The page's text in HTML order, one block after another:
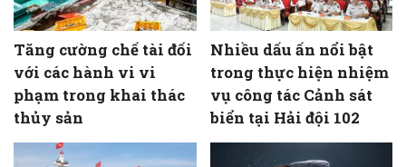
Tăng cường chế tài đối
với các hành vi vi
phạm trong khai thác
thủy sản
Nhiều dấu ấn nổi bật
trong thực hiện nhiệm
vụ công tác Cảnh sát
biển tại Hải đội 102